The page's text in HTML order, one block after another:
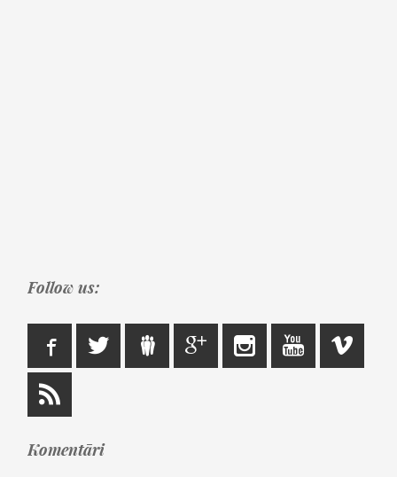
Follow us:
Komentāri